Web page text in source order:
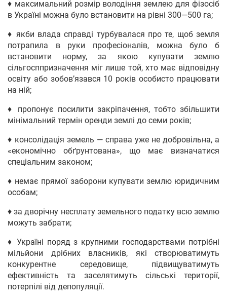
♦ максимальний розмір володіння землею для фізосіб
в Україні можна було встановити на рівні 300—500 га;
♦ якби влада справді турбувалася про те, щоб земля
потрапила в руки професіоналів, можна було б
встановити норму, за якою купувати землю
сільгосппризначення міг лише той, хто має відповідну
освіту або зобов’язався 10 років особисто працювати
на ній;
♦ пропонує посилити закріпачення, тобто збільшити
мінімальний термін оренди землі до семи років;
♦ консолідація земель — справа уже не добровільна, а
«економічно обґрунтована», що має визначатися
спеціальним законом;
♦ немає прямої заборони купувати землю юридичним
особам;
♦ за дворічну несплату земельного податку всю землю
можуть забрати;
♦ Україні поряд з крупними господарствами потрібні
мільйони дрібних власників, які створюватимуть
конкурентне середовище, підвищуватимуть
ефективність та заселятимуть сільські території,
потерпілі від депопуляції.